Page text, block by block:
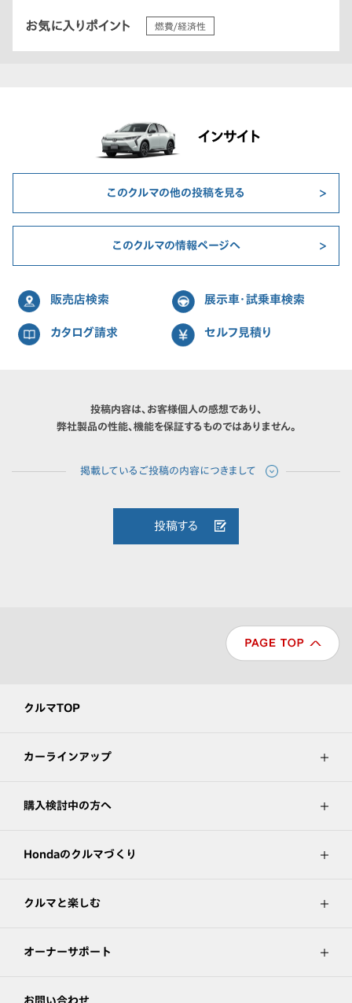
お気に入りポイント 燃費/経済性
インサイト
このクルマの他の投稿を見る
このクルマの情報ページへ
販売店検索 展示車・試乗車検索
カタログ請求 セルフ見積り
投稿内容は、お客様個人の感想であり、
弊社製品の性能、機能を保証するものではありません。
投稿する
クルマTOP
カーラインアップ
購入検討中の方へ
Hondaのクルマづくり
クルマと楽しむ
オーナーサポート